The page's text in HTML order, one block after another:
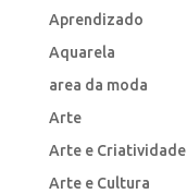
Aprendizado
Aquarela
area da moda
Arte
Arte e Criatividade
Arte e Cultura